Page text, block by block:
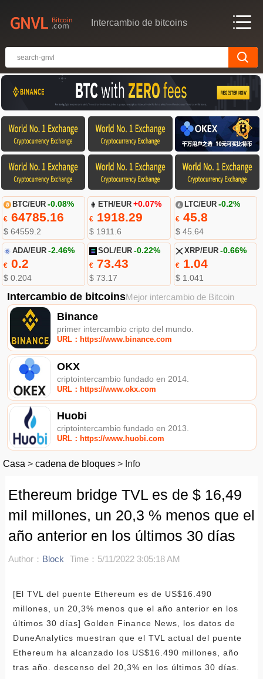
Intercambio de bitcoins
BTC/EUR -0.08%
€64785.16
$ 64559.2
ETH/EUR +0.07%
€ 1918.29
$ 1911.6
LTC/EUR -0.2%
€45.8
$ 45.64
ADA/EUR -2.46%
€0.2
$ 0.204
SOL/EUR -0.22%
€ 73.43
$ 73.17
XRP/EUR -0.66%
€1.04
$ 1.041
Intercambio de bitcoinsMejor intercambio de Bitcoin
Binance
primer intercambio cripto del mundo.
URL：https://www.binance.com
OKX
criptointercambio fundado en 2014.
URL：https://www.okx.com
Huobi
criptointercambio fundado en 2013.
URL：https://www.huobi.com
Casa > cadena de bloques > Info
Ethereum bridge TVL es de $ 16,49
mil millones, un 20,3 % menos que el
año anterior en los últimos 30 días
Author： Block Time：5/11/2022 3:05:18 AM
[El TVL del puente Ethereum es de US$16.490
millones, un 20,3% menos que el año anterior en los
últimos 30 días] Golden Finance News, los datos de
DuneAnalytics muestran que el TVL actual del puente
Ethereum ha alcanzado los US$16.490 millones, año
tras año. descenso del 20,3% en los últimos 30 días.